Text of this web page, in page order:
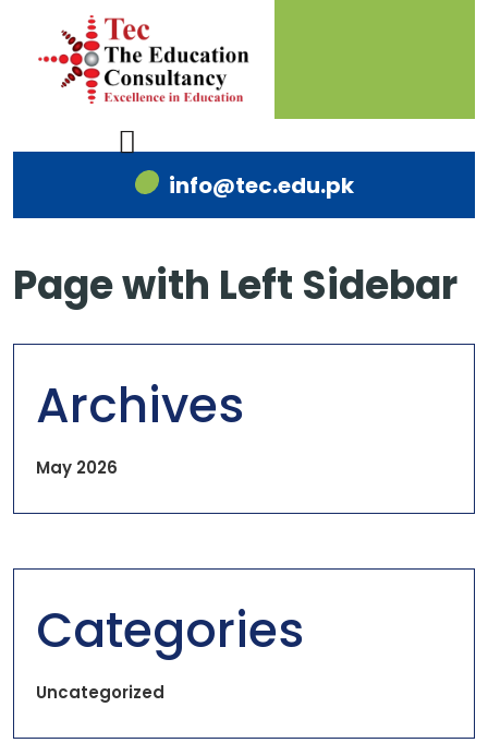
info@tec.edu.pk
Page with Left Sidebar
Archives
May 2026
Categories
Uncategorized